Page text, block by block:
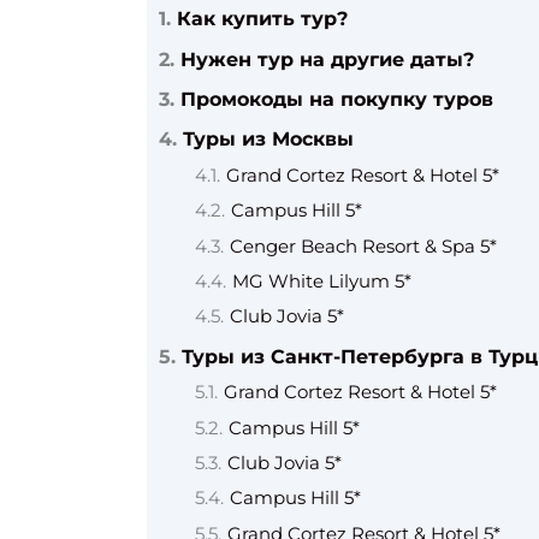
Как купить тур?
Нужен тур на другие даты?
Промокоды на покупку туров
Туры из Москвы
Grand Cortez Resort & Hotel 5*
Campus Hill 5*
Cenger Beach Resort & Spa 5*
MG White Lilyum 5*
Club Jovia 5*
Туры из Санкт-Петербурга в
Grand Cortez Resort & Hotel 5*
Campus Hill 5*
Club Jovia 5*
Campus Hill 5*
Grand Cortez Resort & Hotel 5*